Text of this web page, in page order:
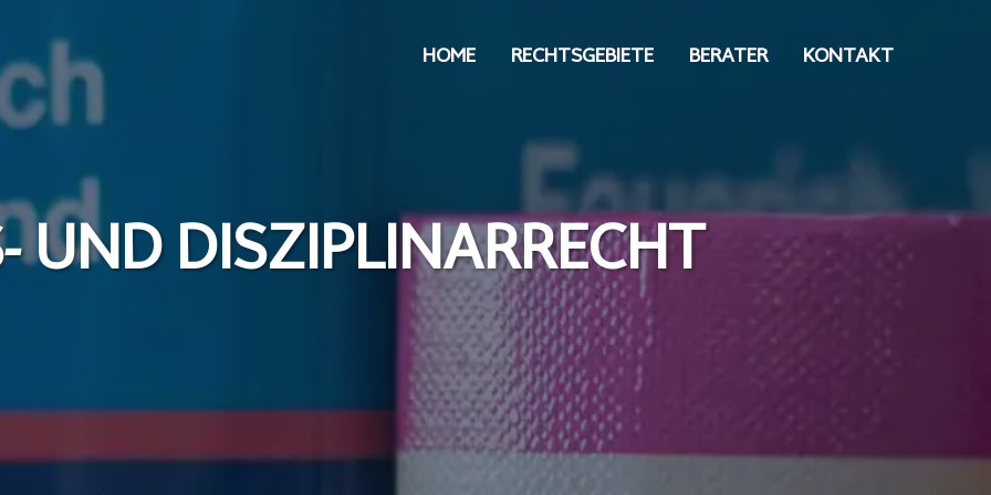
HOME RECHTSGEBIETE BERATER KONTAKT
UND DISZIPLINARRECHT